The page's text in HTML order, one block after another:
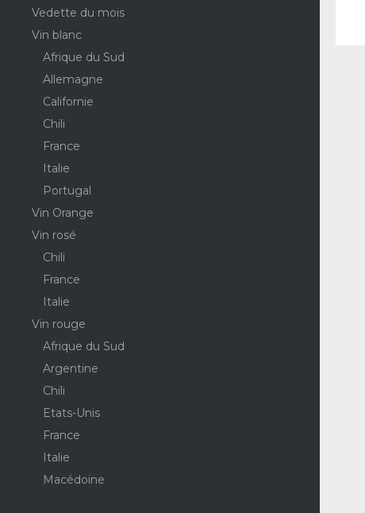
Vedette du mois
Vin blanc
Afrique du Sud
Allemagne
Californie
Chili
France
Italie
Portugal
Vin Orange
Vin rosé
Chili
France
Italie
Vin rouge
Afrique du Sud
Argentine
Chili
Etats-Unis
France
Italie
Macédoine